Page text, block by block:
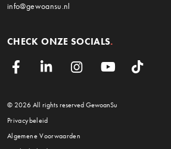
info@gewoansu.nl
CHECK ONZE SOCIALS
© 2026 All rights reserved GewoanSu
Privacybeleid
Algemene Voorwaarden